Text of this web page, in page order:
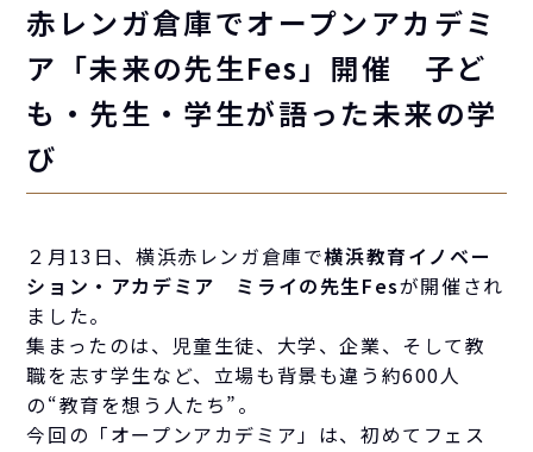
赤レンガ倉庫でオープンアカデミ
ア「未来の先生Fes」開催 子ど
も・先生・学生が語った未来の学
び
２月13日、横浜赤レンガ倉庫で横浜教育イノベー
ション・アカデミア ミライの先生Fesが開催され
ました。
集まったのは、児童生徒、大学、企業、そして教
職を志す学生など、立場も背景も違う約600人
の“教育を想う人たち”。
今回の「オープンアカデミア」は、初めてフェス